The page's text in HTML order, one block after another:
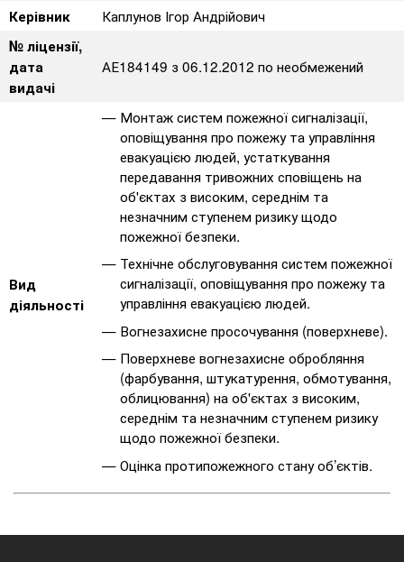
Керівник
Каплунов Ігор Андрійович
№ ліцензії,
дата
видачі
АЕ184149 з 06.12.2012 по необмежений
Вид
діяльності
Монтаж систем пожежної сигналізації,
оповіщування про пожежу та управління
евакуацією людей, устаткування
передавання тривожних сповіщень на
об'єктах з високим, середнім та
незначним ступенем ризику щодо
пожежної безпеки.
Технічне обслуговування систем пожежної
сигналізації, оповіщування про пожежу та
управління евакуацією людей.
Вогнезахисне просочування (поверхневе).
Поверхневе вогнезахисне обробляння
(фарбування, штукатурення, обмотування,
облицювання) на об'єктах з високим,
середнім та незначним ступенем ризику
щодо пожежної безпеки.
Оцінка протипожежного стану об’єктів.